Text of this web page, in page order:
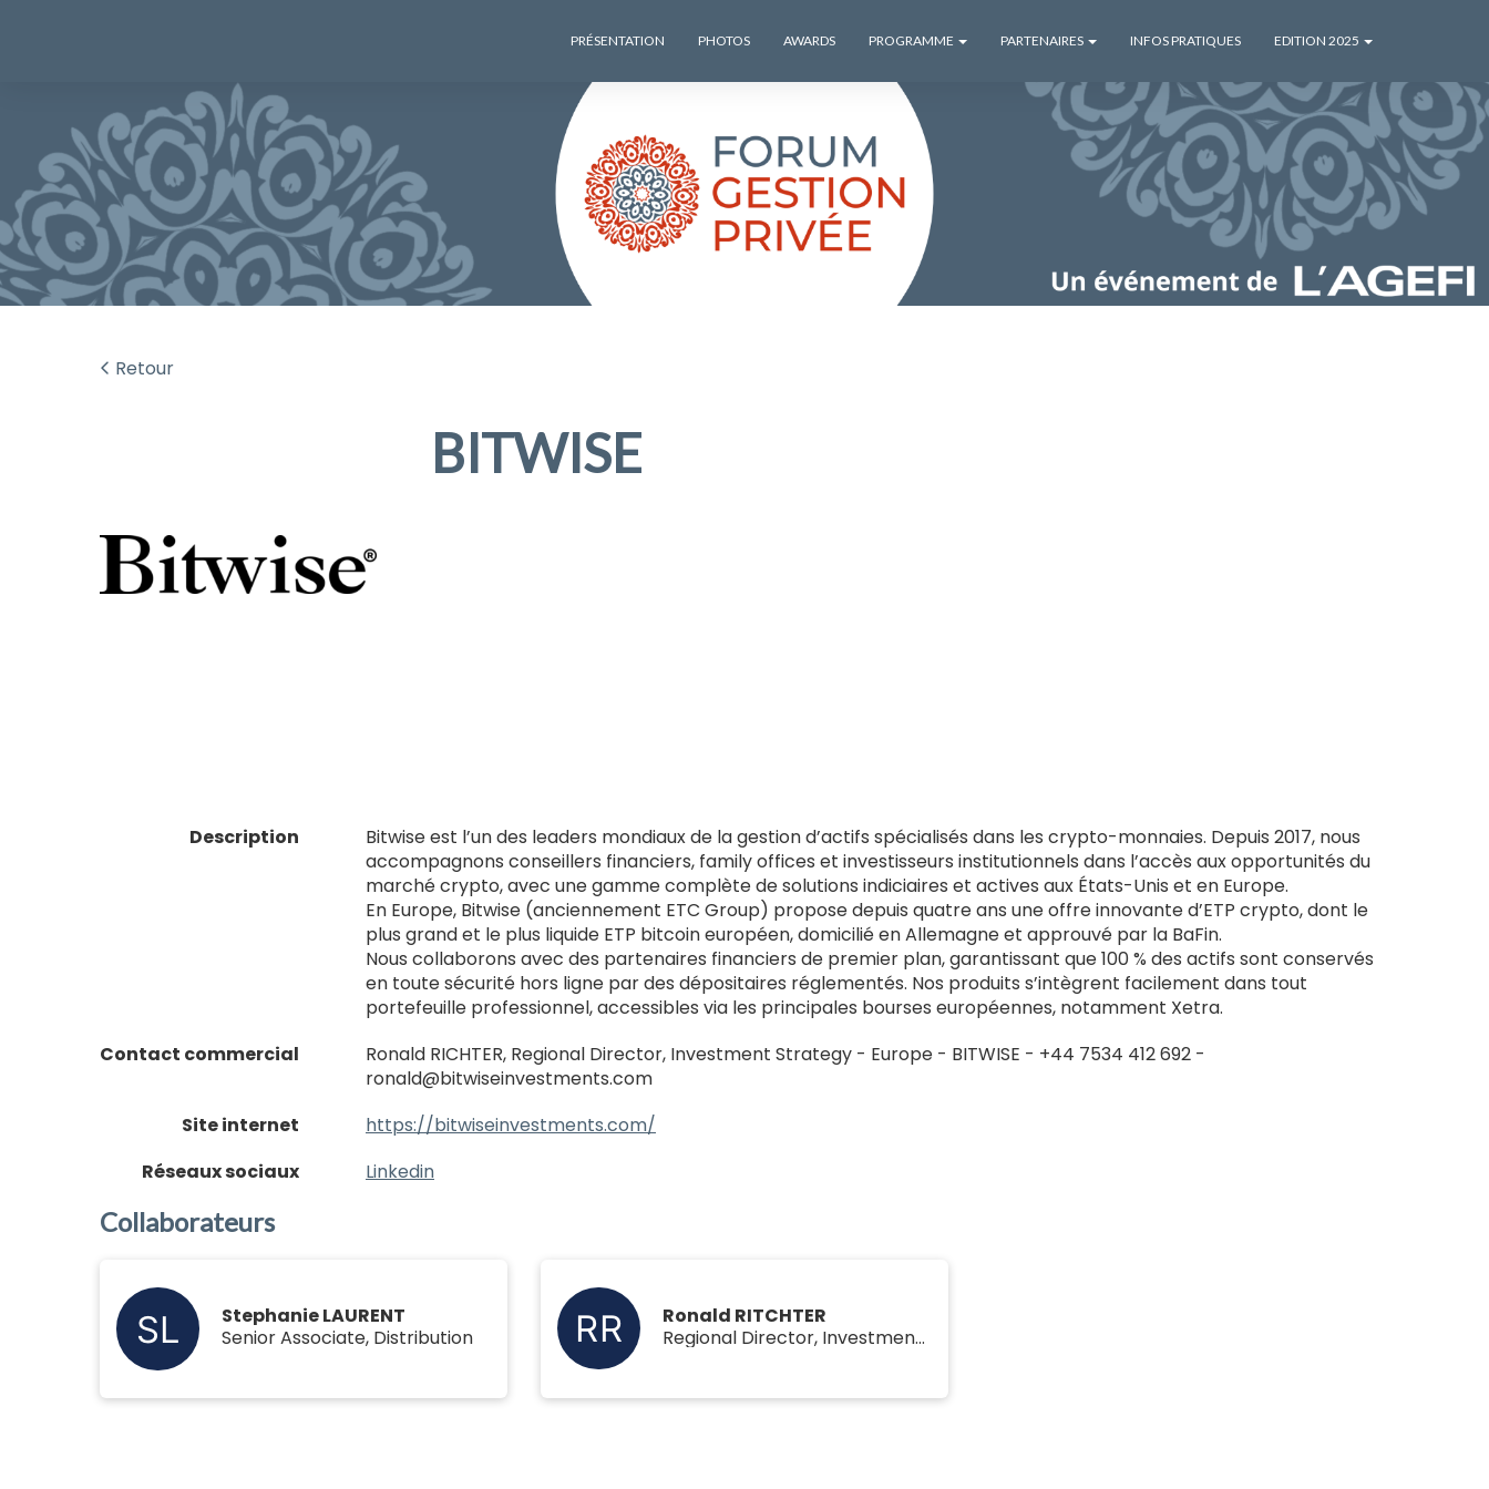
PRÉSENTATION PHOTOS AWARDS PROGRAMME PARTENAIRES INFOS PRATIQUES EDITION 2025
Retour
BITWISE
Description
Bitwise est l’un des leaders mondiaux de la gestion d’actifs spécialisés dans les crypto-monnaies. Depuis 2017, nous
accompagnons conseillers financiers, family offices et investisseurs institutionnels dans l’accès aux opportunités du
marché crypto, avec une gamme complète de solutions indiciaires et actives aux États-Unis et en Europe.
En Europe, Bitwise (anciennement ETC Group) propose depuis quatre ans une offre innovante d’ETP crypto, dont le
plus grand et le plus liquide ETP bitcoin européen, domicilié en Allemagne et approuvé par la BaFin.
Nous collaborons avec des partenaires financiers de premier plan, garantissant que 100 % des actifs sont conservés
en toute sécurité hors ligne par des dépositaires réglementés. Nos produits s’intègrent facilement dans tout
portefeuille professionnel, accessibles via les principales bourses européennes, notamment Xetra.
Contact commercial
Ronald RICHTER, Regional Director, Investment Strategy - Europe - BITWISE - +44 7534 412 692 -
ronald@bitwiseinvestments.com
Site internet
https://bitwiseinvestments.com/
Réseaux sociaux
Linkedin
Collaborateurs
Stephanie LAURENT
Senior Associate, Distribution
Ronald RITCHTER
Regional Director, Investment Strategy - Europe